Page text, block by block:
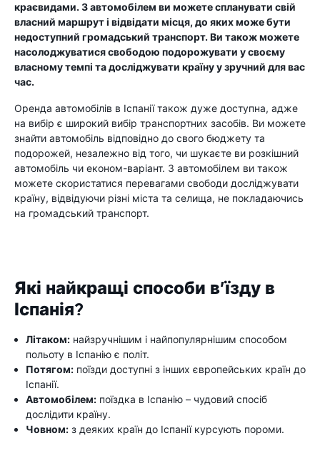
краєвидами. З автомобілем ви можете спланувати свій
власний маршрут і відвідати місця, до яких може бути
недоступний громадський транспорт. Ви також можете
насолоджуватися свободою подорожувати у своєму
власному темпі та досліджувати країну у зручний для вас
час.
Оренда автомобілів в Іспанії також дуже доступна, адже
на вибір є широкий вибір транспортних засобів. Ви можете
знайти автомобіль відповідно до свого бюджету та
подорожей, незалежно від того, чи шукаєте ви розкішний
автомобіль чи економ-варіант. З автомобілем ви також
можете скористатися перевагами свободи досліджувати
країну, відвідуючи різні міста та селища, не покладаючись
на громадський транспорт.
Які найкращі способи в’їзду в
Іспанія?
Літаком: найзручнішим і найпопулярнішим способом
польоту в Іспанію є політ.
Потягом: поїзди доступні з інших європейських країн до
Іспанії.
Автомобілем: поїздка в Іспанію – чудовий спосіб
дослідити країну.
Човном: з деяких країн до Іспанії курсують пороми.